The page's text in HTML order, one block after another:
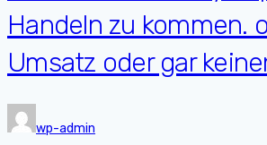
Handeln zu kommen.
Umsatz oder gar
wp-admin